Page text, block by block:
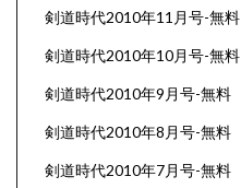
剣道時代2010年11月号-無料
剣道時代2010年10月号-無料
剣道時代2010年9月号-無料
剣道時代2010年8月号-無料
剣道時代2010年7月号-無料